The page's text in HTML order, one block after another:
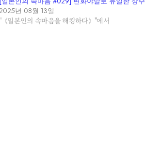
년 08월 13일
"《일본인의 속마음을 해킹하다》"에서